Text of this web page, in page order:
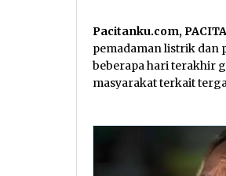
Pacitanku.com,
pemadaman listrik dan
beberapa hari terakhir
masyarakat terkait